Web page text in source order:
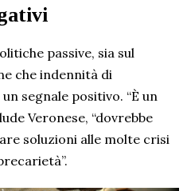
passive, sia sul
che indennità di
segnale positivo. “È un
Veronese, “dovrebbe
soluzioni alle molte crisi